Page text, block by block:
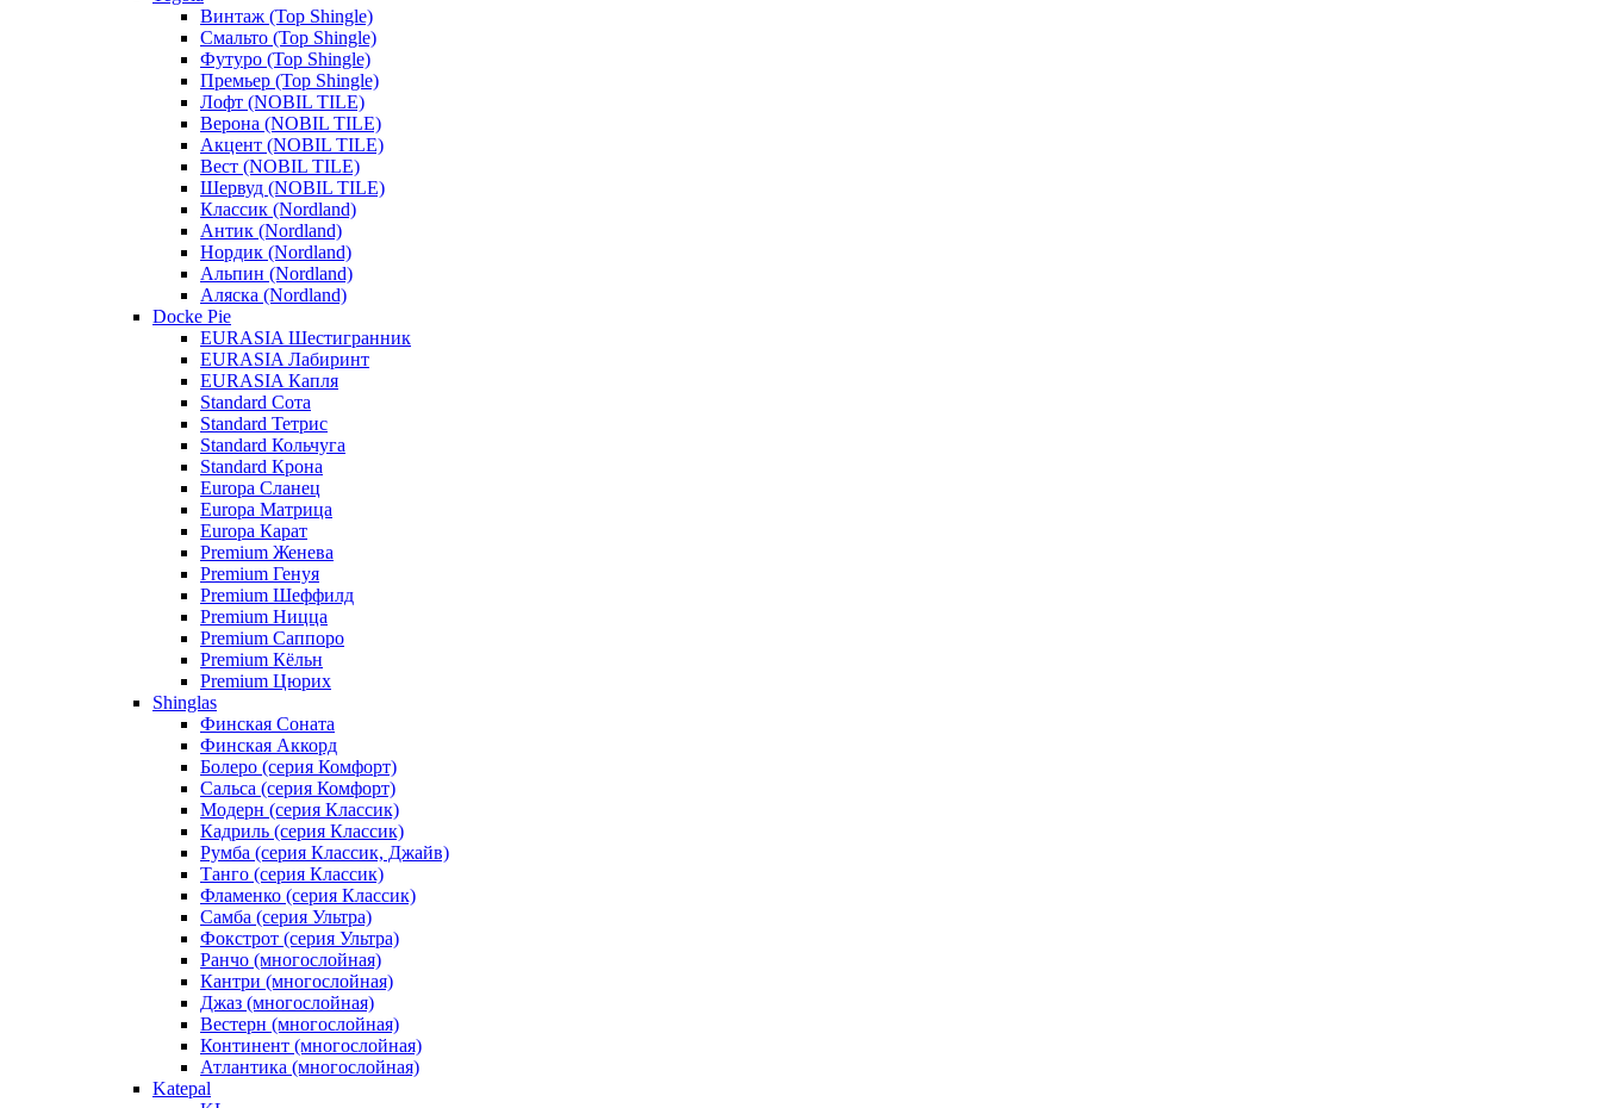
Винтаж (Top Shingle)
Смальто (Top Shingle)
Футуро (Top Shingle)
Премьер (Top Shingle)
Лофт (NOBIL TILE)
Верона (NOBIL TILE)
Акцент (NOBIL TILE)
Вест (NOBIL TILE)
Шервуд (NOBIL TILE)
Классик (Nordland)
Антик (Nordland)
Нордик (Nordland)
Альпин (Nordland)
Аляска (Nordland)
Docke Pie
EURASIA Шестигранник
EURASIA Лабиринт
EURASIA Капля
Standard Сота
Standard Тетрис
Standard Кольчуга
Standard Крона
Europa Сланец
Europa Матрица
Europa Карат
Premium Женева
Premium Генуя
Premium Шеффилд
Premium Ницца
Premium Саппоро
Premium Кёльн
Premium Цюрих
Shinglas
Финская Соната
Финская Аккорд
Болеро (серия Комфорт)
Сальса (серия Комфорт)
Модерн (серия Классик)
Кадриль (серия Классик)
Румба (серия Классик, Джайв)
Танго (серия Классик)
Фламенко (серия Классик)
Самба (серия Ультра)
Фокстрот (серия Ультра)
Ранчо (многослойная)
Кантри (многослойная)
Джаз (многослойная)
Вестерн (многослойная)
Континент (многослойная)
Атлантика (многослойная)
Katepal